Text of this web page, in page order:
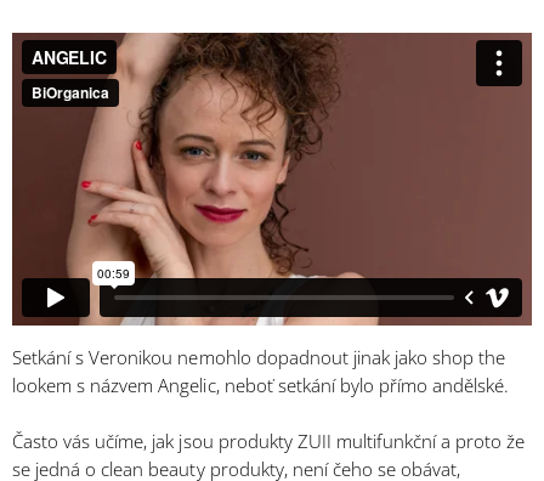
Setkání s Veronikou nemohlo dopadnout jinak jako shop the
lookem s názvem Angelic, neboť setkání bylo přímo andělské.
Často vás učíme, jak jsou produkty ZUII multifunkční a proto že
se jedná o clean beauty produkty, není čeho se obávat,